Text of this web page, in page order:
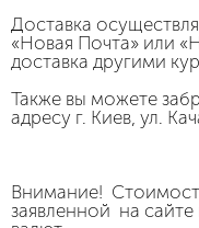
Доставка
«Новая Почта» или
доставка другими
Также вы можете
адресу г. Киев, ул.
Внимание!
заявленной на сайте